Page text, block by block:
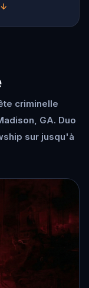
criminelle
GA. Duo
sur jusqu'à